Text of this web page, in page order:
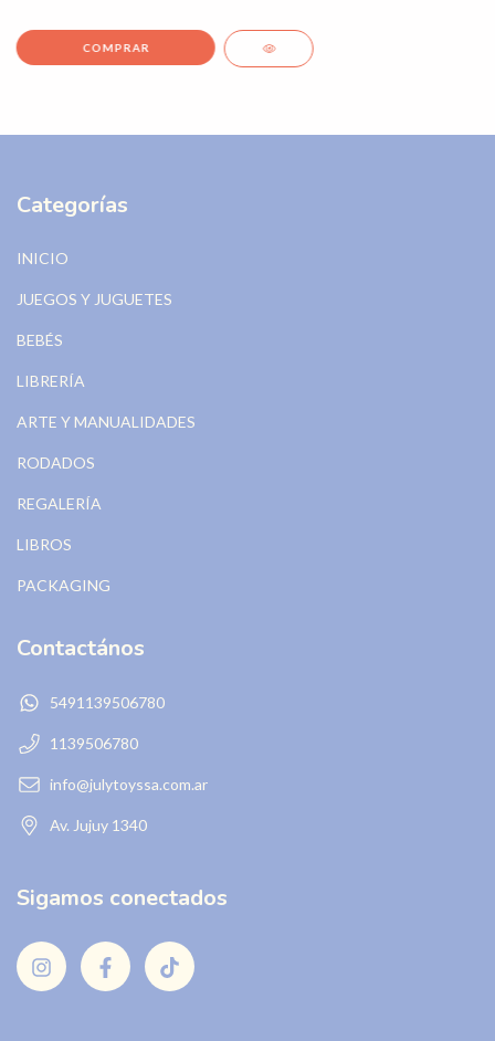
Categorías
INICIO
JUEGOS Y JUGUETES
BEBÉS
LIBRERÍA
ARTE Y MANUALIDADES
RODADOS
REGALERÍA
LIBROS
PACKAGING
Contactános
5491139506780
1139506780
info@julytoyssa.com.ar
Av. Jujuy 1340
Sigamos conectados